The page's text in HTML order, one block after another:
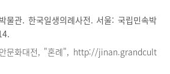
물관. 한국일생의례사전. 서울: 국립민속박
안문화대전, "혼례", http://jinan.grandcult